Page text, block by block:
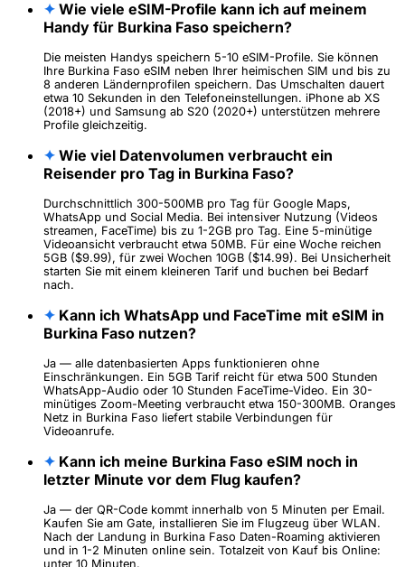
✦ Wie viele eSIM-Profile kann ich auf meinem
Handy für Burkina Faso speichern?
Die meisten Handys speichern 5-10 eSIM-Profile. Sie können
Ihre Burkina Faso eSIM neben Ihrer heimischen SIM und bis zu
8 anderen Ländernprofilen speichern. Das Umschalten dauert
etwa 10 Sekunden in den Telefoneinstellungen. iPhone ab XS
(2018+) und Samsung ab S20 (2020+) unterstützen mehrere
Profile gleichzeitig.
✦ Wie viel Datenvolumen verbraucht ein
Reisender pro Tag in Burkina Faso?
Durchschnittlich 300-500MB pro Tag für Google Maps,
WhatsApp und Social Media. Bei intensiver Nutzung (Videos
streamen, FaceTime) bis zu 1-2GB pro Tag. Eine 5-minütige
Videoansicht verbraucht etwa 50MB. Für eine Woche reichen
5GB ($9.99), für zwei Wochen 10GB ($14.99). Bei Unsicherheit
starten Sie mit einem kleineren Tarif und buchen bei Bedarf
nach.
✦ Kann ich WhatsApp und FaceTime mit eSIM in
Burkina Faso nutzen?
Ja — alle datenbasierten Apps funktionieren ohne
Einschränkungen. Ein 5GB Tarif reicht für etwa 500 Stunden
WhatsApp-Audio oder 10 Stunden FaceTime-Video. Ein 30-
minütiges Zoom-Meeting verbraucht etwa 150-300MB. Oranges
Netz in Burkina Faso liefert stabile Verbindungen für
Videoanrufe.
✦ Kann ich meine Burkina Faso eSIM noch in
letzter Minute vor dem Flug kaufen?
Ja — der QR-Code kommt innerhalb von 5 Minuten per Email.
Kaufen Sie am Gate, installieren Sie im Flugzeug über WLAN.
Nach der Landung in Burkina Faso Daten-Roaming aktivieren
und in 1-2 Minuten online sein. Totalzeit von Kauf bis Online:
unter 10 Minuten.